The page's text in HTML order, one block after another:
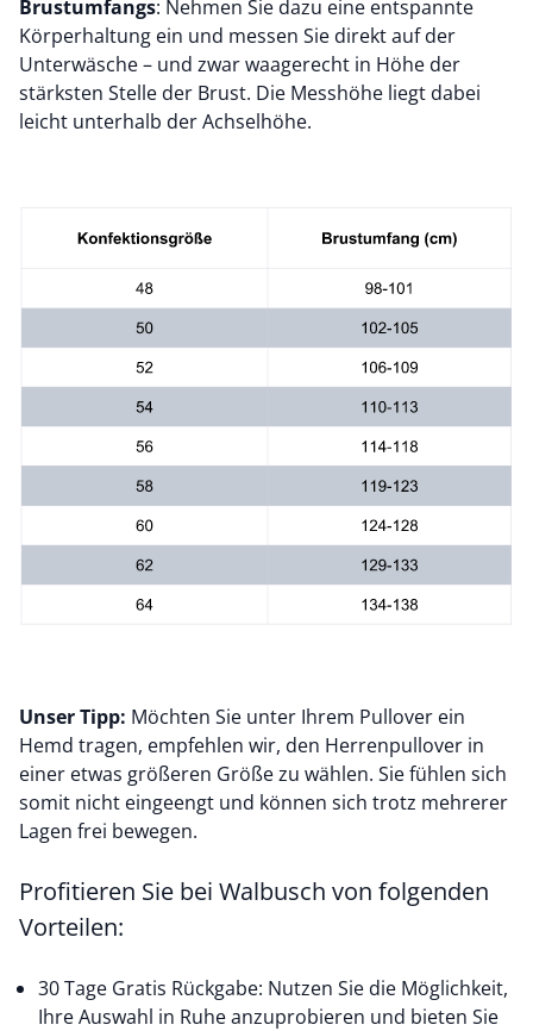
Brustumfangs: Nehmen Sie dazu eine entspannte
Körperhaltung ein und messen Sie direkt auf der
Unterwäsche – und zwar waagerecht in Höhe der
stärksten Stelle der Brust. Die Messhöhe liegt dabei
leicht unterhalb der Achselhöhe.
Unser Tipp: Möchten Sie unter Ihrem Pullover ein
Hemd tragen, empfehlen wir, den Herrenpullover in
einer etwas größeren Größe zu wählen. Sie fühlen sich
somit nicht eingeengt und können sich trotz mehrerer
Lagen frei bewegen.
Profitieren Sie bei Walbusch von folgenden
Vorteilen:
30 Tage Gratis Rückgabe: Nutzen Sie die Möglichkeit,
Ihre Auswahl in Ruhe anzuprobieren und bieten Sie